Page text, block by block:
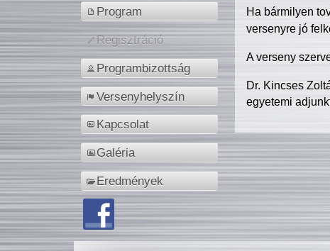
Program
Regisztráció
Programbizottság
Versenyhelyszín
Kapcsolat
Galéria
Eredmények
Ha bármilyen
versenyre jó
A verseny
Dr. Kincses
egyetemi